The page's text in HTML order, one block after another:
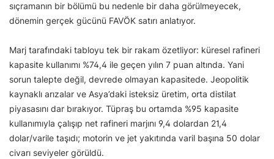
sıçramanın bir bölümü bu nedenle bir daha görülmeyecek,
dönemin gerçek gücünü FAVÖK satırı anlatıyor.
Marj tarafındaki tabloyu tek bir rakam özetliyor: küresel rafineri
kapasite kullanımı %74,4 ile geçen yılın 7 puan altında. Yani
sorun talepte değil, devrede olmayan kapasitede. Jeopolitik
kaynaklı arızalar ve Asya’daki isteksiz üretim, orta distilat
piyasasını dar bırakıyor. Tüpraş bu ortamda %95 kapasite
kullanımıyla çalışıp net rafineri marjını 9,4 dolardan 21,4
dolar/varile taşıdı; motorin ve jet yakıtında varil başına 50 dolar
civarı seviyeler görüldü.